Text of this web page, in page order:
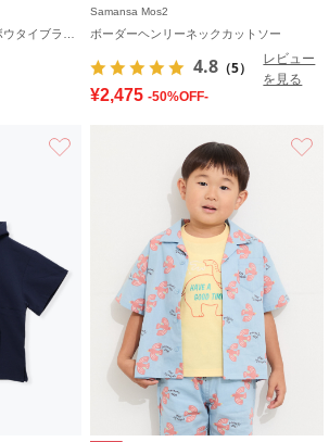
Samansa Mos2
ボーダーヘンリーネックカットソー
4.8 （5）
レビュー
を見る
¥2,475 -50%OFF-